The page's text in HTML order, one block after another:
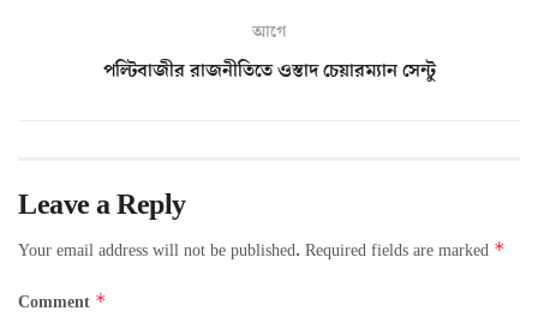
আগে
পল্টিবাজীর রাজনীতিতে ওস্তাদ চেয়ারম্যান সেন্টু
Leave a Reply
Your email address will not be published. Required fields are marked *
Comment *